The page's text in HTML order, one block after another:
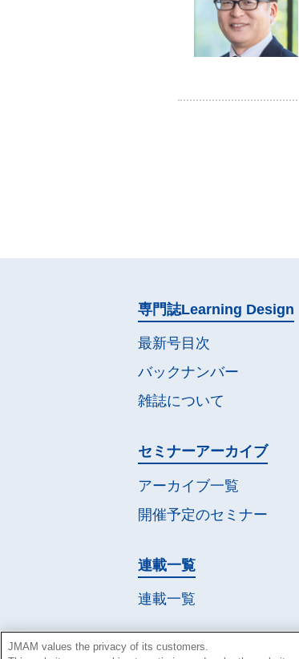
専門誌Learning Design
最新号目次
バックナンバー
雑誌について
セミナーアーカイブ
アーカイブ一覧
開催予定のセミナー
連載一覧
連載一覧
JMAM values the privacy of its customers.